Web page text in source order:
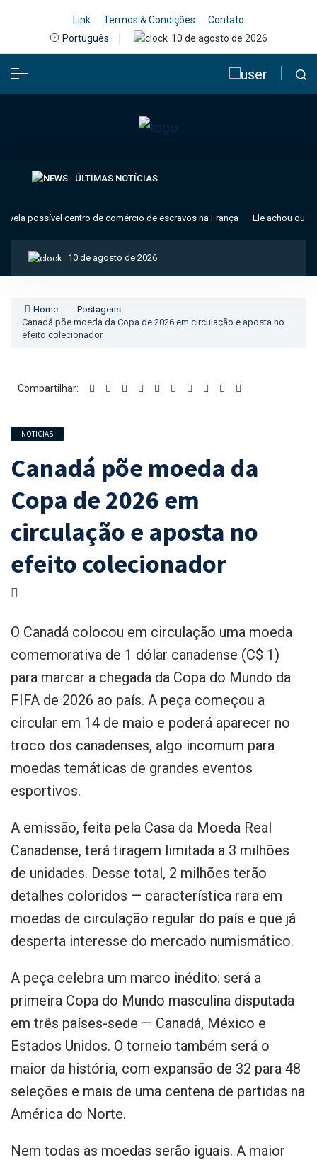
Link Termos & Condições
Contato
Português
10 de agosto de 2026
ÚLTIMAS NOTÍCIAS
possível centro de comércio de escravos na França Ele achou que
10 de agosto de 2026
Home
Postagens
Canadá põe moeda da Copa de 2026 em circulação e aposta no
efeito colecionador
Compartilhar:
NOTICIAS
Canadá põe moeda da
Copa de 2026 em
circulação e aposta no
efeito colecionador
O Canadá colocou em circulação uma moeda
comemorativa de 1 dólar canadense (C$ 1)
para marcar a chegada da Copa do Mundo da
FIFA de 2026 ao país. A peça começou a
circular em 14 de maio e poderá aparecer no
troco dos canadenses, algo incomum para
moedas temáticas de grandes eventos
esportivos.
A emissão, feita pela Casa da Moeda Real
Canadense, terá tiragem limitada a 3 milhões
de unidades. Desse total, 2 milhões terão
detalhes coloridos — característica rara em
moedas de circulação regular do país e que já
desperta interesse do mercado numismático.
A peça celebra um marco inédito: será a
primeira Copa do Mundo masculina disputada
em três países-sede — Canadá, México e
Estados Unidos. O torneio também será o
maior da história, com expansão de 32 para 48
seleções e mais de uma centena de partidas na
América do Norte.
Nem todas as moedas serão iguais. A maior